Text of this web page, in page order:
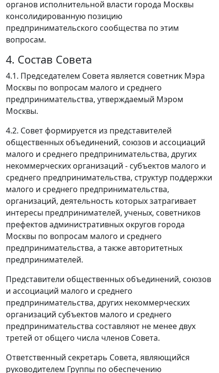
органов исполнительной власти города Москвы
консолидированную позицию
предпринимательского сообщества по этим
вопросам.
4. Состав Совета
4.1. Председателем Совета является советник Мэра
Москвы по вопросам малого и среднего
предпринимательства, утверждаемый Мэром
Москвы.
4.2. Совет формируется из представителей
общественных объединений, союзов и ассоциаций
малого и среднего предпринимательства, других
некоммерческих организаций - субъектов малого и
среднего предпринимательства, структур поддержки
малого и среднего предпринимательства,
организаций, деятельность которых затрагивает
интересы предпринимателей, ученых, советников
префектов административных округов города
Москвы по вопросам малого и среднего
предпринимательства, а также авторитетных
предпринимателей.
Представители общественных объединений, союзов
и ассоциаций малого и среднего
предпринимательства, других некоммерческих
организаций субъектов малого и среднего
предпринимательства составляют не менее двух
третей от общего числа членов Совета.
Ответственный секретарь Совета, являющийся
руководителем Группы по обеспечению